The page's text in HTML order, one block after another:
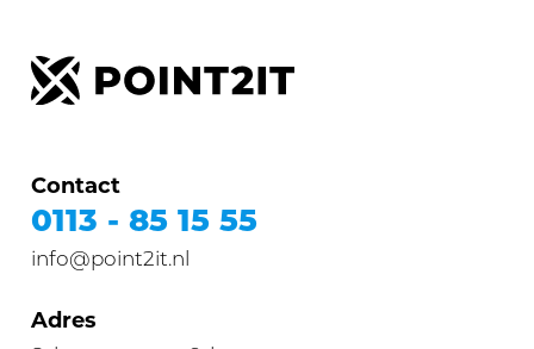
Contact
0113 - 85 15 55
info@point2it.nl
Adres